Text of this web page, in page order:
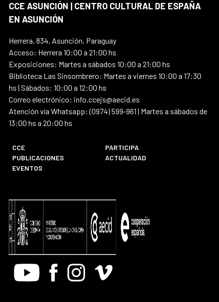
CCE ASUNCIÓN | CENTRO CULTURAL DE ESPAÑA
EN ASUNCIÓN
Herrera, 834, Asunción, Paraguay
Acceso: Herrera 10:00 a 21:00 hs
Exposiciones: Martes a sábados 10:00 a 21:00 hs
Biblioteca Las Sinsombrero: Martes a viernes 10:00 a 17:30
hs | Sábados: 10:00 a 12:00 hs
Correo electrónico: info.ccejs@aecid.es
Atención vía Whatsapp: (0974) 599-961 | Martes a sábados de
13:00 hs a 20:00 hs
CCE
PARTICIPA
PUBLICACIONES
ACTUALIDAD
EVENTOS
Youtube FacebookInstagram
Vimeo